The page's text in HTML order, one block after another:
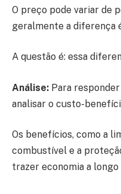
O preço pode variar de
geralmente a diferença
A questão é: essa
Análise: Para
analisar o custo-
Os benefícios, como a
combustível e a
trazer economia a longo